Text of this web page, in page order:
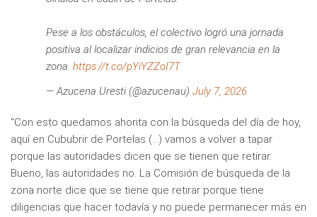
​Pese a los obstáculos, el colectivo logró una jornada
positiva al localizar indicios de gran relevancia en la
zona. https://t.co/pYiYZZoI7T
— Azucena Uresti (@azucenau) July 7, 2026
“Con esto quedamos ahorita con la búsqueda del día de hoy,
aquí en Cububrir de Portelas (…) vamos a volver a tapar
porque las autoridades dicen que se tienen que retirar.
Bueno, las autoridades no. La Comisión de búsqueda de la
zona norte dice que se tiene que retirar porque tiene
diligencias que hacer todavía y no puede permanecer más en